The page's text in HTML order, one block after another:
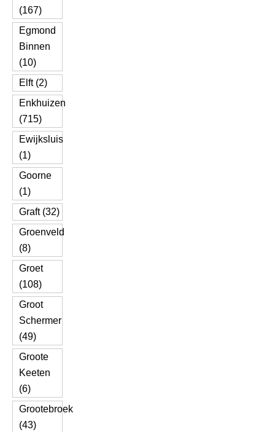
(167)
Egmond
Binnen
(10)
Elft (2)
Enkhuizen
(715)
Ewijksluis
(1)
Goorne
(1)
Graft (32)
Groenveld
(8)
Groet
(108)
Groot
Schermer
(49)
Groote
Keeten
(6)
Grootebroek
(43)